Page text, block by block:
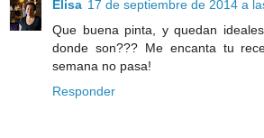
Elisa 17 de septiembre de 2014 a
Que buena pinta, y quedan
donde son??? Me encanta tu
semana no pasa!
Responder